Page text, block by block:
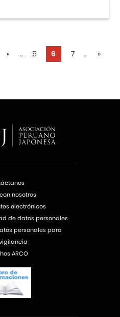
« ... 5 6 7 ... »
nosotros
electrónicos
de datos personales
personales para
ARCO